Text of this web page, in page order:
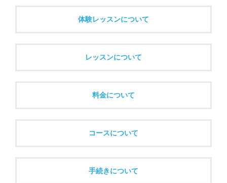
体験レッスンについて
レッスンについて
料金について
コースについて
手続きについて